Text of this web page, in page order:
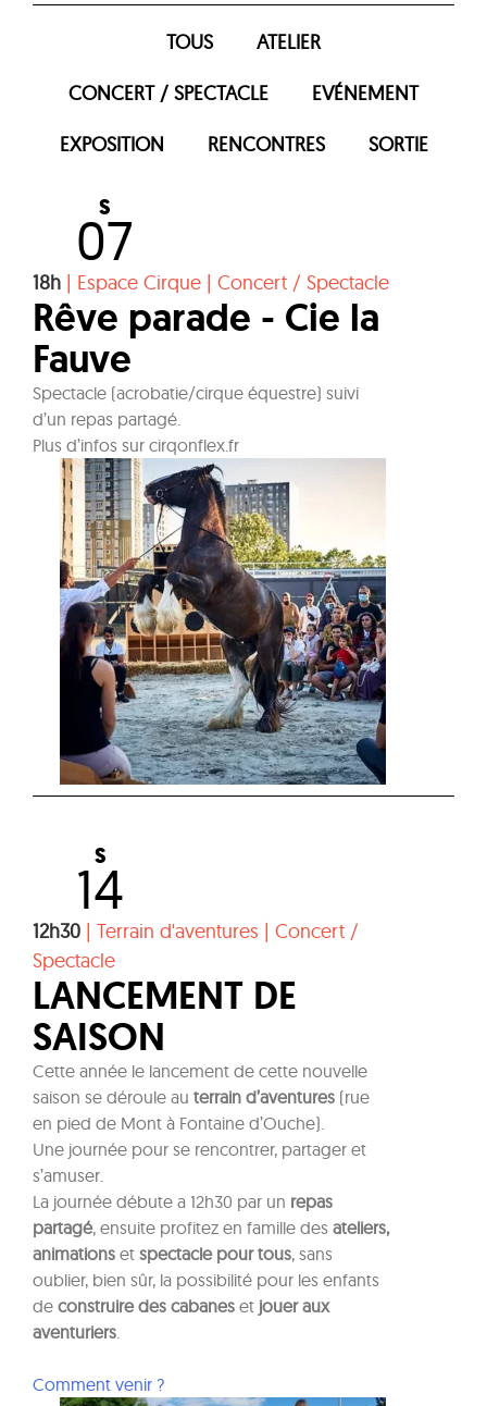
TOUS ATELIER
CONCERT / SPECTACLE EVÉNEMENT
EXPOSITION RENCONTRES SORTIE
S
07
18h | Espace Cirque | Concert / Spectacle
Rêve parade - Cie la
Fauve
Spectacle (acrobatie/cirque équestre) suivi
d’un repas partagé.
Plus d’infos sur cirqonflex.fr
S
14
12h30 | Terrain d'aventures | Concert /
Spectacle
LANCEMENT DE
SAISON
Cette année le lancement de cette nouvelle
saison se déroule au terrain d’aventures (rue
en pied de Mont à Fontaine d’Ouche).
Une journée pour se rencontrer, partager et
s’amuser.
La journée débute a 12h30 par un repas
partagé, ensuite profitez en famille des ateliers,
animations et spectacle pour tous, sans
oublier, bien sûr, la possibilité pour les enfants
de construire des cabanes et jouer aux
aventuriers.
Comment venir ?